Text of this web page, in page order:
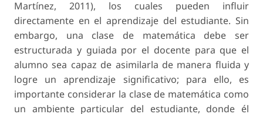
Martínez, 2011), los cuales pueden influir
directamente en el aprendizaje del estudiante. Sin
embargo, una clase de matemática debe ser
estructurada y guiada por el docente para que el
alumno sea capaz de asimilarla de manera fluida y
logre un aprendizaje significativo; para ello, es
importante considerar la clase de matemática como
un ambiente particular del estudiante, donde él